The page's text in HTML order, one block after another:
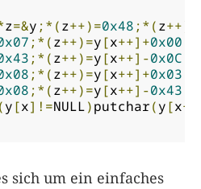
z=&y ;*(z++)=0x48 ;*(z++)=
;*(z++)=y[x++]+0x00
;*(z++)=y[x++]-0x0C
;*(z++)=y[x++]+0x03
;*(z++)=y[x++]-0x43
(y[x]!=NULL)putchar(y[x
sich um ein einfaches